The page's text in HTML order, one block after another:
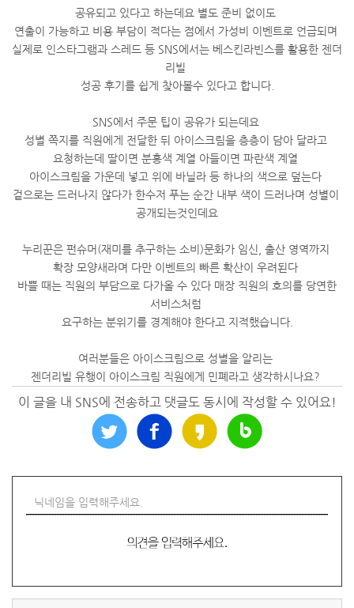
공유되고 있다고 하는데요 별도 준비 없이도
연출이 가능하고 비용 부담이 적다는 점에서 가성비 이벤트로 언급되며
실제로 인스타그램과 스레드 등 SNS에서는 베스킨라빈스를 활용한 젠더
리빌
성공 후기를 쉽게 찾아볼수 있다고 합니다.
SNS에서 주문 팁이 공유가 되는데요
성별 쪽지를 직원에게 전달한 뒤 아이스크림을 층층이 담아 달라고
요청하는데 딸이면 분홍색 계열 아들이면 파란색 계열
아이스크림을 가운데 넣고 위에 바닐라 등 하나의 색으로 덮는다
겉으로는 드러나지 않다가 한수저 푸는 순간 내부 색이 드러나며 성별이
공개되는것인데요
누리꾼은 펀슈머(재미를 추구하는 소비)문화가 임신, 출산 영역까지
확장 모양새라며 다만 이벤트의 빠른 확산이 우려된다
바쁠 때는 직원의 부담으로 다가올 수 있다 매장 직원의 호의를 당연한
서비스처럼
요구하는 분위기를 경계해야 한다고 지적했습니다.
여러분들은 아이스크림으로 성별을 알리는
젠더리빌 유행이 아이스크림 직원에게 민폐라고 생각하시나요?
이 글을 내 SNS에 전송하고 댓글도 동시에 작성할 수 있어요!